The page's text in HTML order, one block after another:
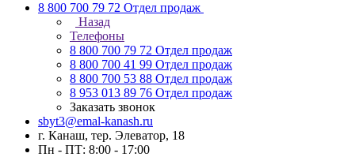
8 800 700 79 72 Отдел продаж
Назад
Телефоны
8 800 700 79 72 Отдел продаж
8 800 700 41 99 Отдел продаж
8 800 700 53 88 Отдел продаж
8 953 013 89 76 Отдел продаж
Заказать звонок
sbyt3@emal-kanash.ru
г. Канаш, тер. Элеватор, 18
Пн - ПТ: 8:00 - 17:00